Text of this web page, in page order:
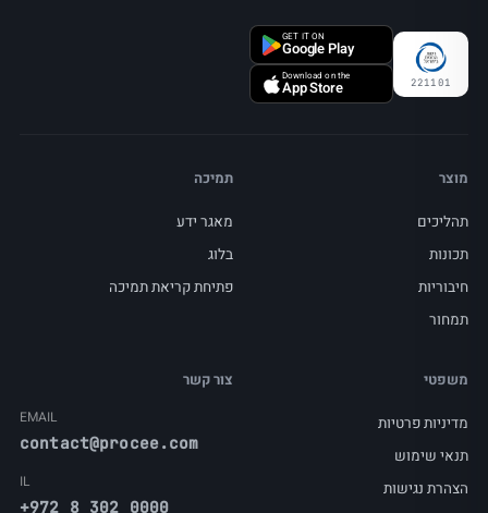
221101
GET IT ON
Google Play
Download on the
App Store
מוצר
תהליכים
תכונות
חיבוריות
תמחור
תמיכה
מאגר ידע
בלוג
פתיחת קריאת תמיכה
משפטי
מדיניות פרטיות
תנאי שימוש
הצהרת נגישות
צור קשר
EMAIL
contact@procee.com
IL
+972 8 302 0000